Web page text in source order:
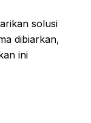
solusi
dibiarkan,
ini